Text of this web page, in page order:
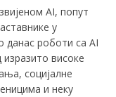
AI, попут
у
роботи са AI
високе
социјалне
и неку